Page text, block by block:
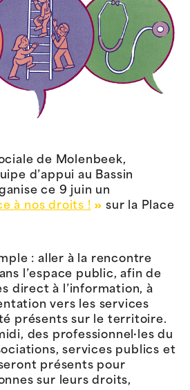
de Molenbeek,
d’appui au Bassin
ce 9 juin un
à nos droits ! » sur la Place
: aller à la rencontre
l’espace public, afin de
direct à l’information, à
vers les services
présents sur le territoire.
des professionnel·les du
services publics et
présents pour
sur leurs droits,